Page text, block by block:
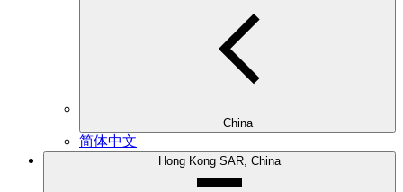
China
简体中文
Hong Kong SAR, China